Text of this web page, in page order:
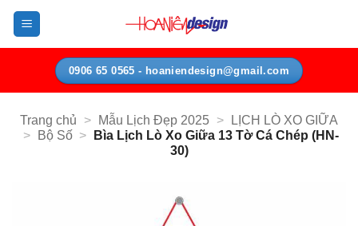
Bỏ
nội
0906 65 0565 - hoaniendesign@gmail.com
Trang chủ > Mẫu Lịch Đẹp 2025 >
LỊCH LÒ XO GIỮA
>
Bộ Số >
Bìa Lịch Lò Xo Giữa 13 Tờ Cá Chép (HN-
30)